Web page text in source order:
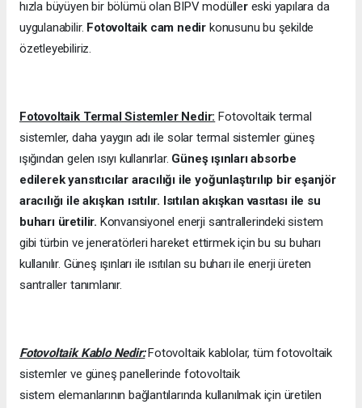
hızla büyüyen bir bölümü olan BIPV modüller eski yapılara da
uygulanabilir. Fotovoltaik cam nedir konusunu bu şekilde
özetleyebiliriz.
Fotovoltaik Termal Sistemler Nedir: Fotovoltaik termal
sistemler, daha yaygın adı ile solar termal sistemler güneş
ışığından gelen ısıyı kullanırlar. Güneş ışınları absorbe
edilerek yansıtıcılar aracılığı ile yoğunlaştırılıp bir eşanjör
aracılığı ile akışkan ısıtılır. Isıtılan akışkan vasıtası ile su
buharı üretilir. Konvansiyonel enerji santrallerindeki sistem
gibi türbin ve jeneratörleri hareket ettirmek için bu su buharı
kullanılır. Güneş ışınları ile ısıtılan su buharı ile enerji üreten
santraller tanımlanır.
Fotovoltaik Kablo Nedir:Fotovoltaik kablolar, tüm fotovoltaik
sistemler ve güneş panellerinde fotovoltaik
sistem elemanlarının bağlantılarında kullanılmak için üretilen